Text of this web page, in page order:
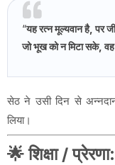
“यह रत्न मूल्यवान है, पर
जो भूख को न मिटा सके,
सेठ ने उसी दिन से
लिया।
🌟शिक्षा / प्रेरणा: